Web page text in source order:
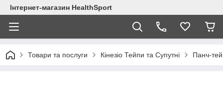
Інтернет-магазин HealthSport
Товари та послуги Кінезіо Тейпи та Супутні Панч-